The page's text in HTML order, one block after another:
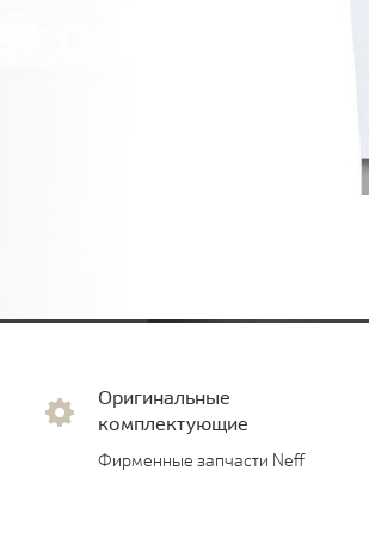
Оригинальные
комплектующие
Фирменные запчасти Neff